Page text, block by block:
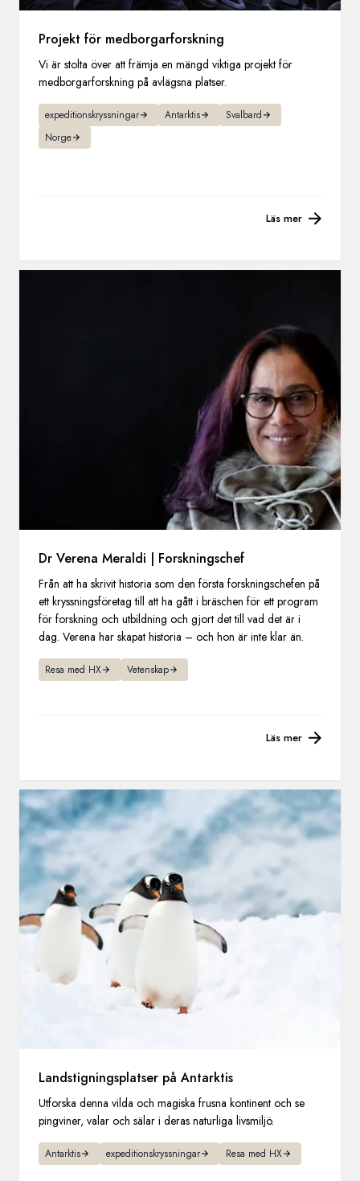
Projekt för medborgarforskning
Vi är stolta över att främja en mängd viktiga projekt för
medborgarforskning på avlägsna platser.
expeditionskryssningar Antarktis
Svalbard
Norge
Läs mer
Dr Verena Meraldi | Forskningschef
Från att ha skrivit historia som den första forskningschefen på
ett kryssningsföretag till att ha gått i bräschen för ett program
för forskning och utbildning och gjort det till vad det är i
dag. Verena har skapat historia – och hon är inte klar än.
Resa med HX Vetenskap
Läs mer
Landstigningsplatser på Antarktis
Utforska denna vilda och magiska frusna kontinent och se
pingviner, valar och sälar i deras naturliga livsmiljö.
Antarktis expeditionskryssningar Resa med HX